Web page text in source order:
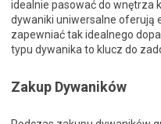
idealnie pasować do wnętrza
dywaniki uniwersalne oferują
zapewniać tak idealnego
typu dywanika to klucz do
Zakup Dywaników